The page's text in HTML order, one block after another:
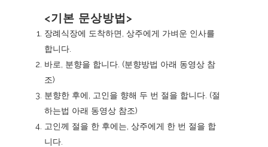
<기본 문상방법>
장례식장에 도착하면, 상주에게 가벼운 인사를
합니다.
바로, 분향을 합니다. (분향방법 아래 동영상 참
조)
분향한 후에, 고인을 향해 두 번 절을 합니다. (절
하는법 아래 동영상 참조)
고인께 절을 한 후에는, 상주에게 한 번 절을 합
니다.